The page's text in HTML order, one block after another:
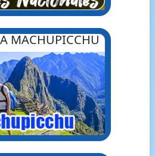
MACHUPICCHU